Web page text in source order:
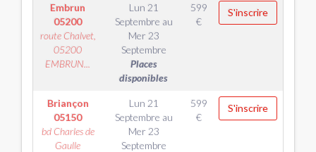
Embrun
05200
route Chalvet,
05200
EMBRUN...
Lun 21
Septembre au
Mer 23
Septembre
Places
disponibles
599
€
S'inscrire
Briançon
05150
bd Charles de
Gaulle
Lun 21
Septembre au
Mer 23
Septembre
599
€
S'inscrire